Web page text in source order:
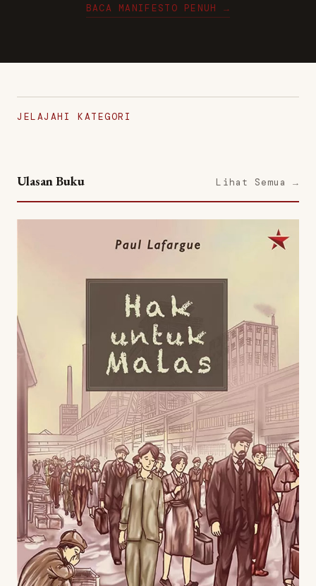
BACA MANIFESTO PENUH →
JELAJAHI KATEGORI
Ulasan Buku Lihat Semua →